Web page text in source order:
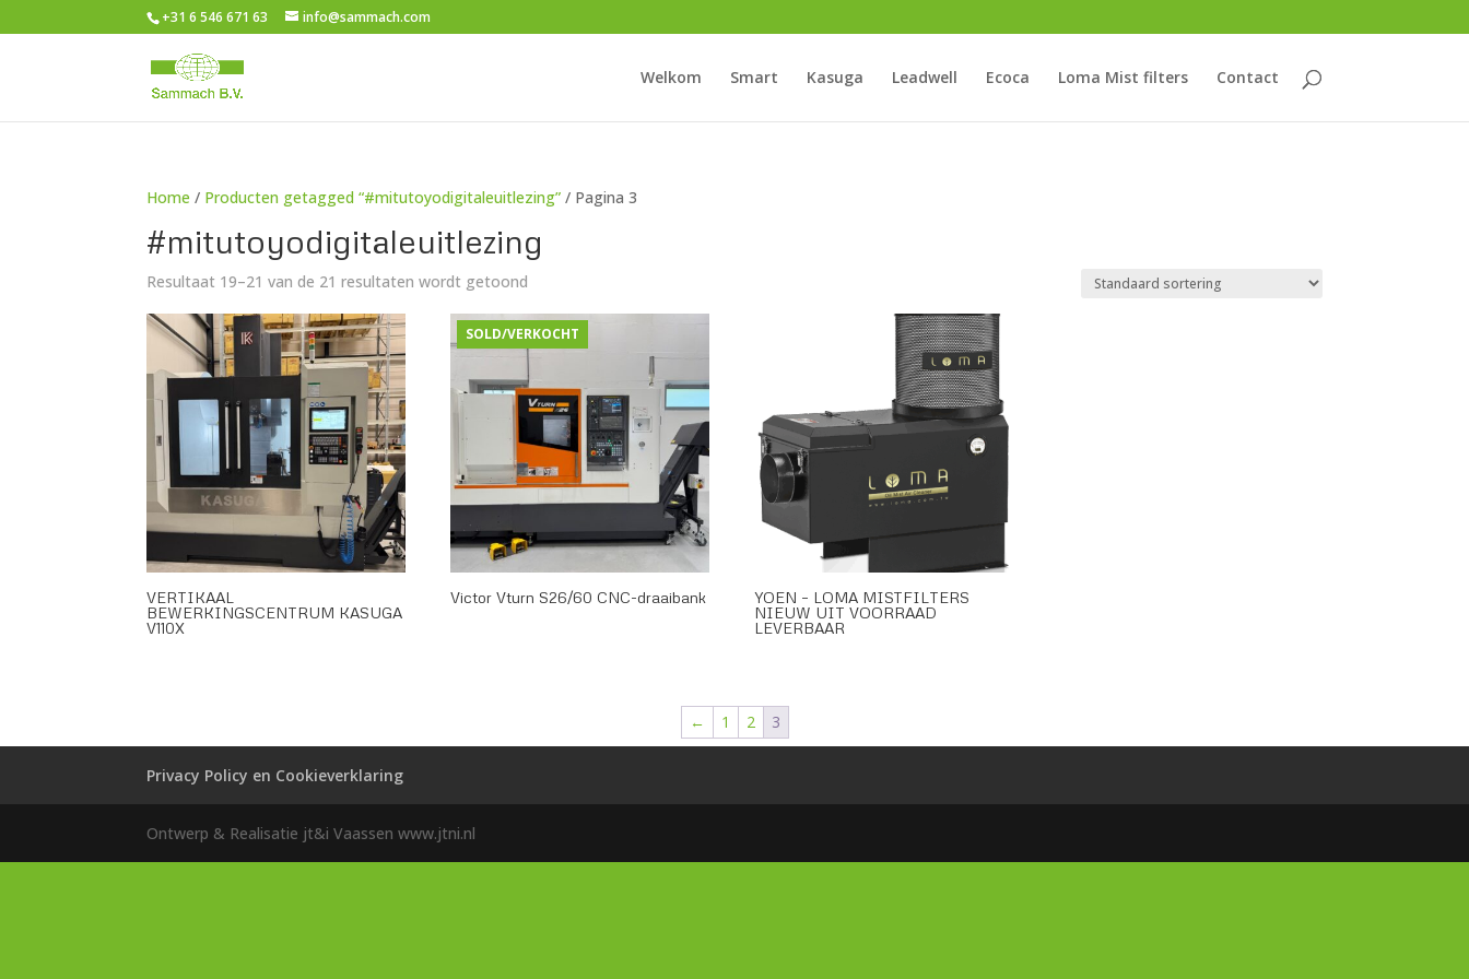
+31 6 546 671 63 info@sammach.com
Welkom Smart Kasuga Leadwell Ecoca Loma Mist filters Contact
Home / Producten getagged “#mitutoyodigitaleuitlezing” / Pagina 3
#mitutoyodigitaleuitlezing
Resultaat 19–21 van de 21 resultaten wordt getoond
VERTIKAAL
BEWERKINGSCENTRUM KASUGA
V110X
SOLD/VERKOCHT
Victor Vturn S26/60 CNC-draaibank
YOEN – LOMA MISTFILTERS
NIEUW UIT VOORRAAD
LEVERBAAR
← 1 2 3
Privacy Policy en Cookieverklaring
Ontwerp & Realisatie jt&i Vaassen www.jtni.nl